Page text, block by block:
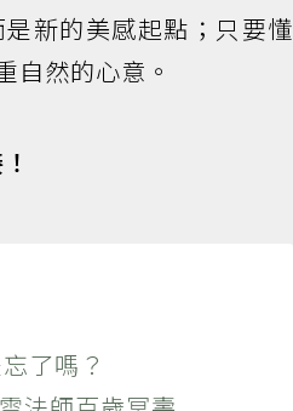
新的美感起點；只要懂
自然的心意。
了嗎？